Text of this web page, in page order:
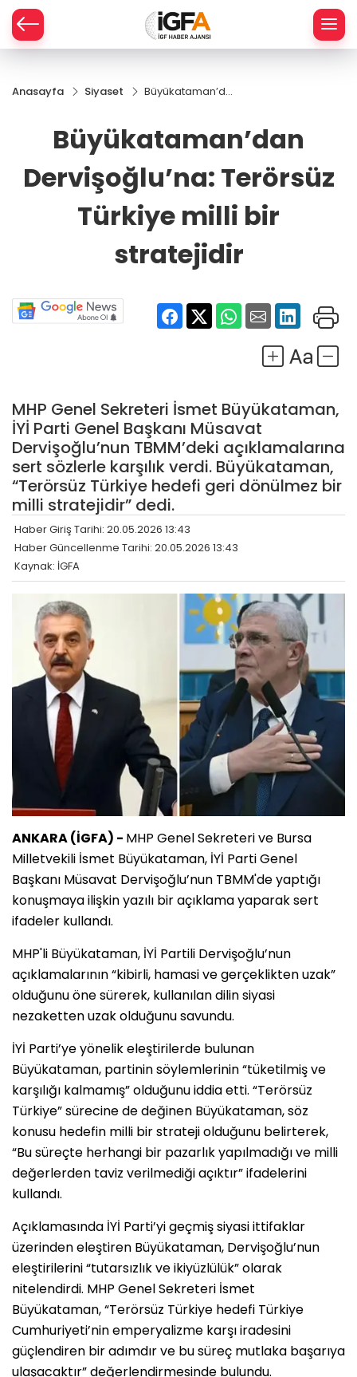
Anasayfa Siyaset
Büyükataman’dan
milli bir stratejidir
Büyükataman’dan
Dervişoğlu’na: Terörsüz
Türkiye milli bir
stratejidir
MHP Genel Sekreteri İsmet Büyükataman,
İYİ Parti Genel Başkanı Müsavat
Dervişoğlu’nun TBMM’deki açıklamalarına
sert sözlerle karşılık verdi. Büyükataman,
“Terörsüz Türkiye hedefi geri dönülmez bir
milli stratejidir” dedi.
Haber Giriş Tarihi: 20.05.2026 13:43
Haber Güncellenme Tarihi: 20.05.2026 13:43
Kaynak: İGFA
ANKARA (İGFA) - MHP Genel Sekreteri ve Bursa
Milletvekili İsmet Büyükataman, İYİ Parti Genel
Başkanı Müsavat Dervişoğlu’nun TBMM'de yaptığı
konuşmaya ilişkin yazılı bir açıklama yaparak sert
ifadeler kullandı.
MHP'li Büyükataman, İYİ Partili Dervişoğlu’nun
açıklamalarının “kibirli, hamasi ve gerçeklikten uzak”
olduğunu öne sürerek, kullanılan dilin siyasi
nezaketten uzak olduğunu savundu.
İYİ Parti’ye yönelik eleştirilerde bulunan
Büyükataman, partinin söylemlerinin “tüketilmiş ve
karşılığı kalmamış” olduğunu iddia etti. “Terörsüz
Türkiye” sürecine de değinen Büyükataman, söz
konusu hedefin milli bir strateji olduğunu belirterek,
“Bu süreçte herhangi bir pazarlık yapılmadığı ve milli
değerlerden taviz verilmediği açıktır” ifadelerini
kullandı.
Açıklamasında İYİ Parti’yi geçmiş siyasi ittifaklar
üzerinden eleştiren Büyükataman, Dervişoğlu’nun
eleştirilerini “tutarsızlık ve ikiyüzlülük” olarak
nitelendirdi. MHP Genel Sekreteri İsmet
Büyükataman, “Terörsüz Türkiye hedefi Türkiye
Cumhuriyeti’nin emperyalizme karşı iradesini
güçlendiren bir adımdır ve bu süreç mutlaka başarıya
ulaşacaktır” değerlendirmesinde bulundu.